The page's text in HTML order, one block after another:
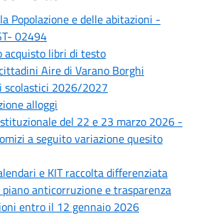
Popolazione e delle abitazioni -
02494
acquisto libri di testo
Aire di Varano Borghi
scolastici 2026/2027
alloggi
del 22 e 23 marzo 2026 -
a seguito variazione quesito
e KIT raccolta differenziata
anticorruzione e trasparenza
entro il 12 gennaio 2026